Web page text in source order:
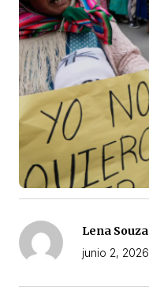
Lena Souza
junio 2, 2026